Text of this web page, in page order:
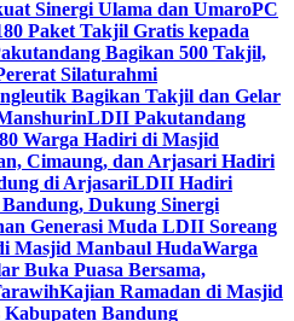
Sinergi Ulama dan UmaroPC
Paket Takjil Gratis kepada
Bagikan 500 Takjil,
Silaturahmi
Bagikan Takjil dan Gelar
LDII Pakutandang
Warga Hadiri di Masjid
Cimaung, dan Arjasari Hadiri
di ArjasariLDII Hadiri
Dukung Sinergi
Generasi Muda LDII Soreang
Masjid Manbaul HudaWarga
Buka Puasa Bersama,
Kajian Ramadan di Masjid
Kabupaten Bandung